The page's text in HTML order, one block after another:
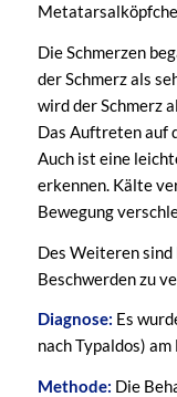
Die Schmerzen
der Schmerz als
wird der Schmerz
Das Auftreten auf
Auch ist eine
erkennen. Kälte
Bewegung
Des Weiteren sind
Beschwerden zu
Diagnose: Es
nach Typaldos)
Methode: Die